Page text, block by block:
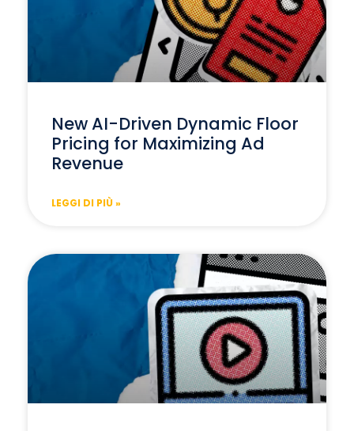
New AI-Driven Dynamic Floor
Pricing for Maximizing Ad
Revenue
LEGGI DI PIÙ »